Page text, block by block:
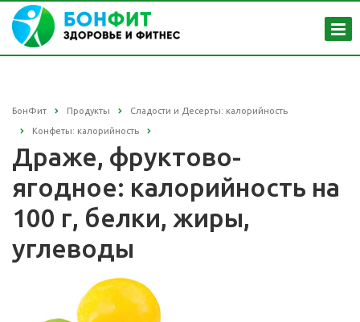
БонФит Продукты Сладости и Десерты: калорийность
Конфеты: калорийность
Драже, фруктово-
ягодное: калорийность на
100 г, белки, жиры,
углеводы